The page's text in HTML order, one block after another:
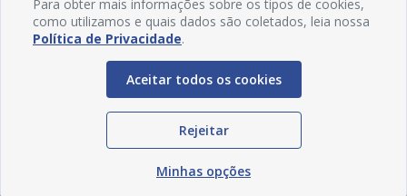
Para obter mais informações sobre os tipos de cookies,
como utilizamos e quais dados são coletados, leia nossa
Política de Privacidade.
Aceitar todos os cookies
Rejeitar
Minhas opções